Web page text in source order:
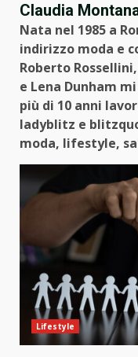
Claudia
Nata nel 1985 a
indirizzo moda e
Roberto
e Lena Dunham
più di 10 anni
ladyblitz e
moda, lifestyle,
Lifestyle